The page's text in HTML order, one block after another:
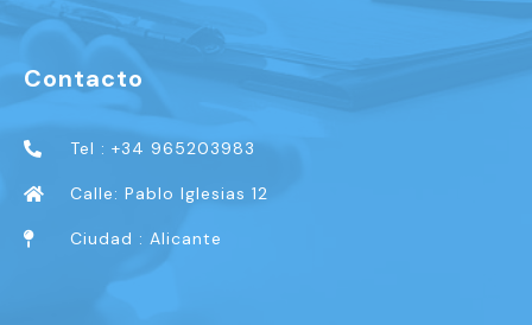
Contacto
Tel : +34 965203983
Calle: Pablo Iglesias 12
Ciudad : Alicante